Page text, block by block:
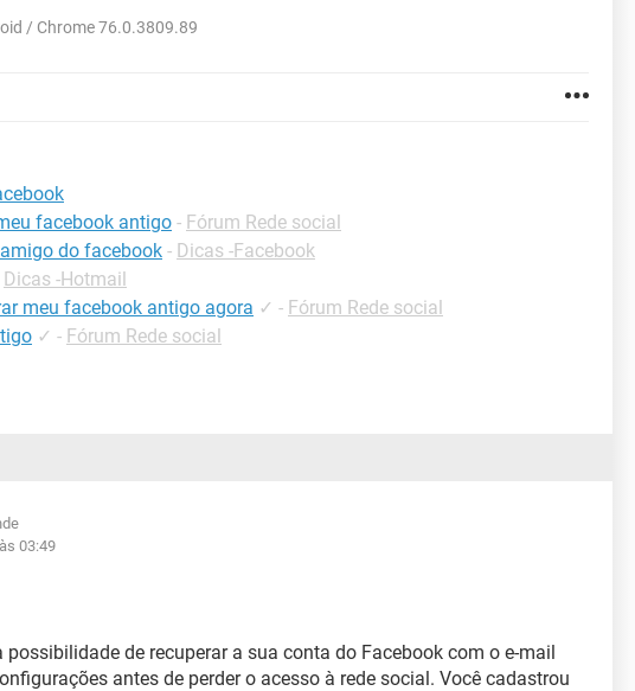
/ Chrome 76.0.3809.89
facebook antigo - Fórum Rede social
do facebook - Dicas -Facebook
Dicas -Hotmail
meu facebook antigo agora ✓ - Fórum Rede social
✓ - Fórum Rede social
03:49
possibilidade de recuperar a sua conta do Facebook com o e-mail
antes de perder o acesso à rede social. Você cadastrou